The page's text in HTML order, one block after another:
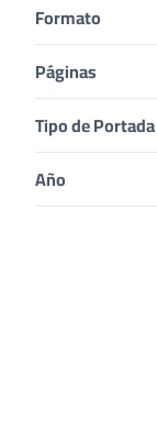
Formato
Páginas
Tipo de Portada
Año